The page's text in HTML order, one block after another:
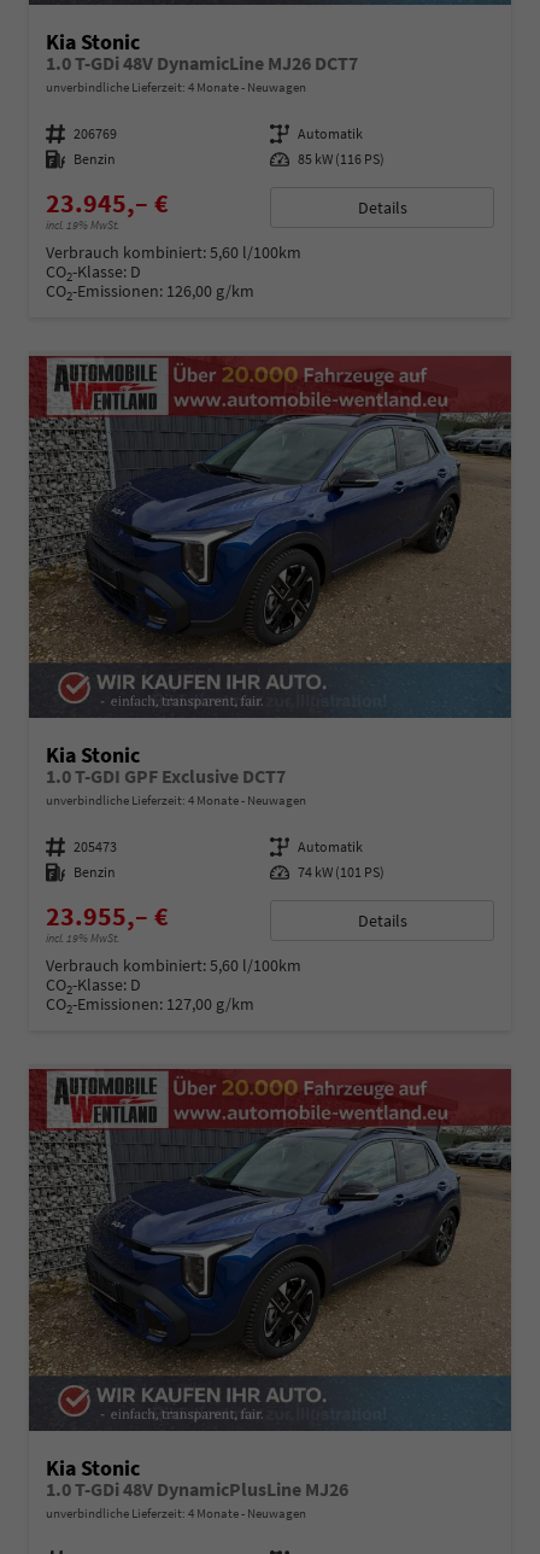
Kia Stonic
1.0 T-GDi 48V DynamicLine MJ26 DCT7
unverbindliche Lieferzeit: 4 Monate Neuwagen
Fahrzeugnummer 206769 Getriebe Automatik
Kraftstoff Benzin Leistung 85 kW (116 PS)
23.945,– €
incl. 19% MwSt.
Details
Verbrauch kombiniert:5,60 l/100km
CO2-Klasse: D
CO2-Emissionen: 126,00 g/km
Kia Stonic
1.0 T-GDI GPF Exclusive DCT7
unverbindliche Lieferzeit: 4 Monate Neuwagen
Fahrzeugnummer 205473 Getriebe Automatik
Kraftstoff Benzin Leistung 74 kW (101 PS)
23.955,– €
incl. 19% MwSt.
Details
Verbrauch kombiniert:5,60 l/100km
CO2-Klasse: D
CO2-Emissionen: 127,00 g/km
Kia Stonic
1.0 T-GDi 48V DynamicPlusLine MJ26
unverbindliche Lieferzeit: 4 Monate Neuwagen